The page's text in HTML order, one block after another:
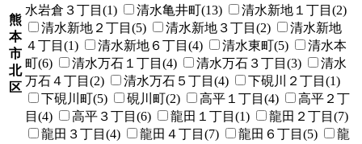
熊
本
市
北
区
水岩倉３丁目(1)
清水亀井町(13)
清水新地１丁目(2)
清水新地２丁目(5)
清水新地３丁目(2)
清水新地
４丁目(1)
清水新地６丁目(4) 清水東町(5)
清水本
町(6)
清水万石１丁目(4) 清水万石３丁目(3)
清水
万石４丁目(2)
清水万石５丁目(4)
下硯川２丁目(1)
下硯川町(5)
硯川町(2) 高平１丁目(4)
高平２丁
目(4)
高平３丁目(6) 龍田１丁目(1)
龍田２丁目(7)
龍田３丁目(4)
龍田４丁目(7) 龍田６丁目(5)
龍